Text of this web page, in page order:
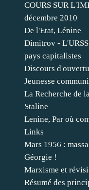
COURS SUR
décembre 2010
De l'Etat, Lénine
Dimitrov -
pays capitalistes
Discours
Jeunesse
La Recherche de
Staline
Lenine, Par où
Links
Mars 1956 :
Géorgie !
Marxisme et
Résumé des